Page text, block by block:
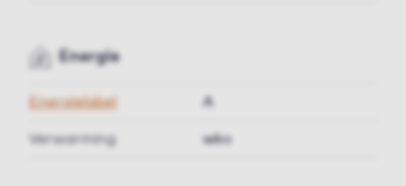
Energie
Energielabel A
Verwarming wko